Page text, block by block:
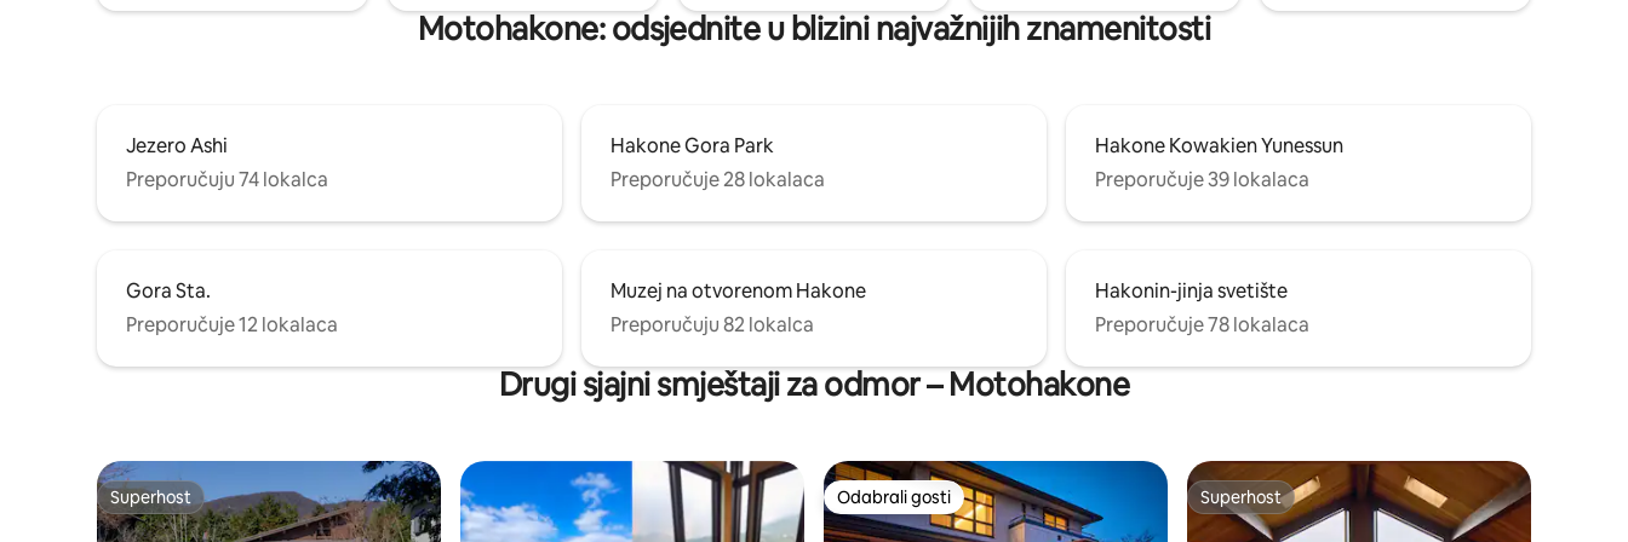
opustiti za obitelji s malom djecom. Na
natkrivenim pilotima nalazi se prostor za
odmah nakon znojenja isprati, a zatim
ponovno uživati u povjetarcu nakon
saune. Dnevni boravak ima podno
vremenu. ■Ključni sadržaji Potpuno
Ninodaira Onsen, poznat po svojim
blagotvornim svojstvima za kožu
Oprema za roštilj: potpuno opremljena
autentičnim roštiljem Prostor za logorsku
・Soba u japanskom stilu: soba u
japanskom stilu s tatami prostirkama za
tradicionalni japanski ugođaj ・Sadržaji za
prostoriju, ali to je teško u potpunosti
spriječiti, pa ne preporučujemo boravak
Motohakone: odsjednite u blizini najvažnijih znamenitosti
Jezero Ashi
Preporučuju 74 lokalca
Hakone Gora Park
Preporučuje 28 lokalaca
Hakone Kowakien Yunessun
Preporučuje 39 lokalaca
Gora Sta.
Preporučuje 12 lokalaca
Muzej na otvorenom Hakone
Preporučuju 82 lokalca
Hakonin-jinja svetište
Preporučuje 78 lokalaca
Drugi sjajni smještaji za odmor – Motohakone
Superhost
Superhost Odabrali gosti
Odabrali gosti Superhost
Superhost